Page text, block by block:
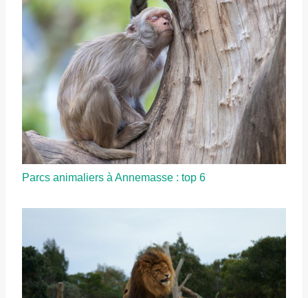
Parcs animaliers à Annemasse : top 6